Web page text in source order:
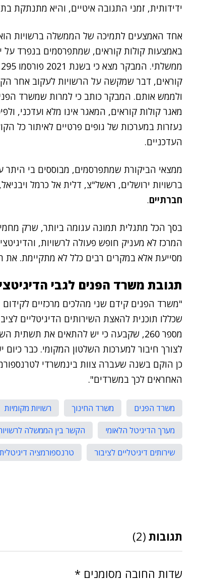
ידידותית, זמני התגובה איטיים, והיא מתנתקת
אחד האמצעים לתמיכה של הממשלה ברשויות
באמצעות קולות קוראים, שמתפרסמים בנפרד על
קוראים, דבר שמקשה על הרשויות לעקוב אחר
ולממש אותם. המבקר כותב כי למרות שמשרד
מאגר קולות קוראים, המאגר אינו מלא ועדכני,
נעזרות במערכות של גופים פרטיים לאיתור כל
העדכניים.
ממצאי הביקורת שמתפרסמים, מבוססים בי היתר
ברשויות ירושלים, ראשל"צ, דלית אל כרמל
חברתיים.
בסך הכל מתגלית תמונה עגומה ביותר, שרק
המרכז לא מעניק חופש פעולה לרשויות,
מסייעת אלא במקרים רבים כלל לא מתקיימת.
תגובת משרד הפנים לגבי
"משרד הפנים קידם שני מהלכים מרכזיים לקידום
שכללו תוכנית להאצת השירותים הדיגיטליים
מספר 260, שקבעה כי יש להתאים את
כן הוקם בשנה שעברה צוות בינמשרדי
האחראים לכך במשרדים".
משרד הפנים משרד החינוך רשויות מקומיות
מערך הדיגיטל הלאומי
הקשר בין הממשלה
שירותים דיגיטליים לציבור
טרנספורמציה
תגובות (2)
שדות החובה מסומנים *